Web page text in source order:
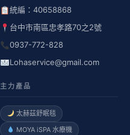
統編：40658868
台中市南區忠孝路70之2號
0937-772-828
Lohaservice@gmail.com
主力產品
太赫茲舒眠毯
MOYA iSPA 水療機